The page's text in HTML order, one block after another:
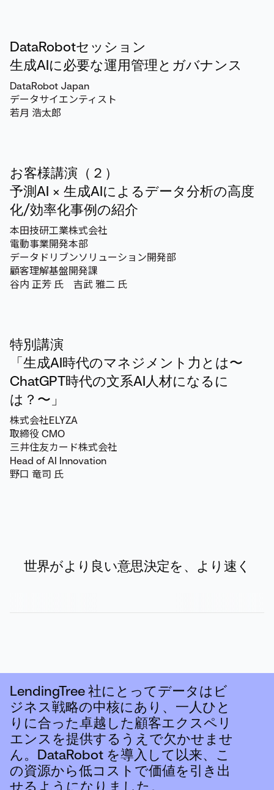
DataRobotセッション
生成AIに必要な運用管理とガバナンス
DataRobot Japan
データサイエンティスト
若月 浩太郎
お客様講演（２）
予測AI × 生成AIによるデータ分析の高度
化/効率化事例の紹介
本田技研工業株式会社
電動事業開発本部
データドリブンソリューション開発部
顧客理解基盤開発課
谷内 正芳 氏 吉武 雅二 氏
特別講演
「生成AI時代のマネジメント力とは〜
ChatGPT時代の文系AI人材になるに
は？〜」
株式会社ELYZA
取締役 CMO
三井住友カード株式会社
Head of AI Innovation
野口 竜司 氏
世界がより良い意思決定を、より速く
モデリングプロセスから価値を引き
出すことは可能でしたが、
DataRobot を使用することで、評価
と実行だけの状況から、よりインパ
クトのあるパワフルな状況へ転換す
ることができました。
LendingTree 社にとってデータはビ
ジネス戦略の中核にあり、一人ひと
りに合った卓越した顧客エクスペリ
エンスを提供するうえで欠かせませ
ん。DataRobot を導入して以来、こ
の資源から低コストで価値を引き出
せるようになりました。
DataRobot を導入したことによっ
て、当社ではデータサイエンティス
トの生産性が高まり、より多くのこ
とをできるようになりました。また
機械学習が「民主化」され、ビジネ
スアナリストやデータマネージャー
にも活用しやすいものとなってきて
学生たちは、DataRobot のパフォー
マンスを一目見ただけで、非常に感
動していました。彼らはさまざなモ
デルを試し、手動でどのような結果
を生成できるかをすでに知っていま
した。そんな時、実際に John がク
ラスで DataRobot の開始ボタンをク
モデリングプロセスから価値を引き
出すことは可能でしたが、
DataRobot を使用することで、評価
と実行だけの状況から、よりインパ
クトのあるパワフルな状況へ転換す
ることができました。
LendingTree 社にとってデータはビ
ジネス戦略の中核にあり、一人ひと
りに合った卓越した顧客エクスペリ
エンスを提供するうえで欠かせませ
ん。DataRobot を導入して以来、こ
の資源から低コストで価値を引き出
せるようになりました。